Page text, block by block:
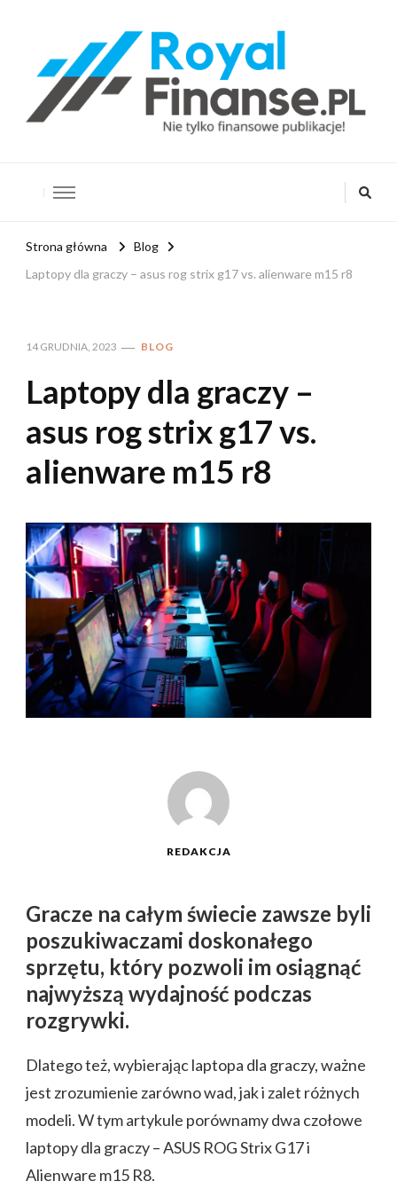
Strona główna
Blog
Laptopy dla graczy – asus rog strix g17 vs. alienware m15 r8
14 GRUDNIA, 2023 BLOG
Laptopy dla graczy –
asus rog strix g17 vs.
alienware m15 r8
REDAKCJA
Gracze na całym świecie zawsze byli
poszukiwaczami doskonałego
sprzętu, który pozwoli im osiągnąć
najwyższą wydajność podczas
rozgrywki.
Dlatego też, wybierając laptopa dla graczy, ważne
jest zrozumienie zarówno wad, jak i zalet różnych
modeli. W tym artykule porównamy dwa czołowe
laptopy dla graczy – ASUS ROG Strix G17 i
Alienware m15 R8.